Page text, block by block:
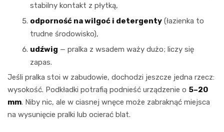
stabilny kontakt z płytką,
odporność na wilgoć i detergenty (łazienka to
trudne środowisko),
udźwig — pralka z wsadem waży dużo; liczy się
zapas.
Jeśli pralka stoi w zabudowie, dochodzi jeszcze jedna rzecz:
wysokość. Podkładki potrafią podnieść urządzenie o 5–20
mm. Niby nic, ale w ciasnej wnęce może zabraknąć miejsca
na wysunięcie pralki lub ocierać blat.